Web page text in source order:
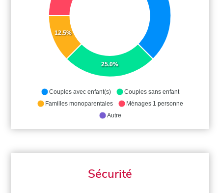
25.0%
12.5%
Couples avec enfant(s)
Couples sans enfant
Familles monoparentales
Ménages 1 personne
Autre
Sécurité